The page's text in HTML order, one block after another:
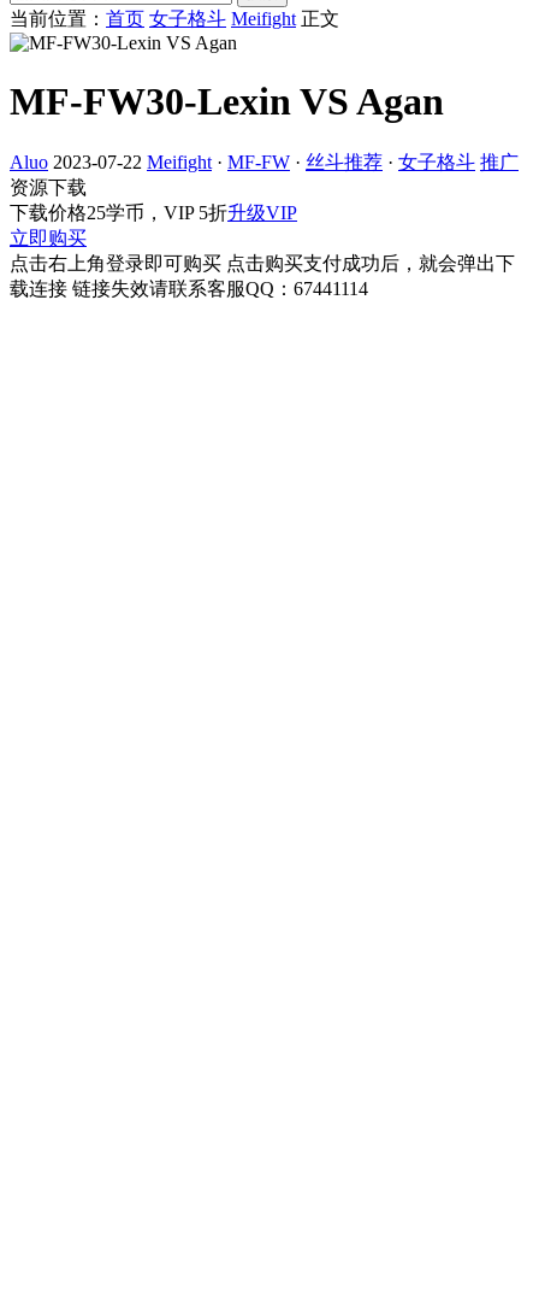
当前位置： 首页 女子格斗 Meifight 正文
MF-FW30-Lexin VS Agan
Aluo 2023-07-22 Meifight · MF-FW · 丝斗推荐 · 女子格斗 推广
资源下载
下载价格25学币，VIP 5折升级VIP
立即购买
点击右上角登录即可购买 点击购买支付成功后，就会弹出下
载连接 链接失效请联系客服QQ：67441114